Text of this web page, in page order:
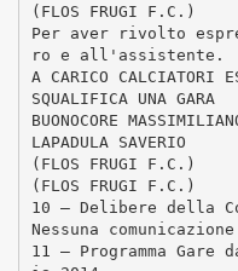
(FLOS FRUGI F.C.)
Per aver rivolto
ro e all'assistente.
A CARICO CALCIATORI
SQUALIFICA UNA GARA
BUONOCORE
LAPADULA SAVERIO
(FLOS FRUGI F.C.)
(FLOS FRUGI F.C.)
10 – Delibere della
Nessuna comunicazione
11 – Programma Gare